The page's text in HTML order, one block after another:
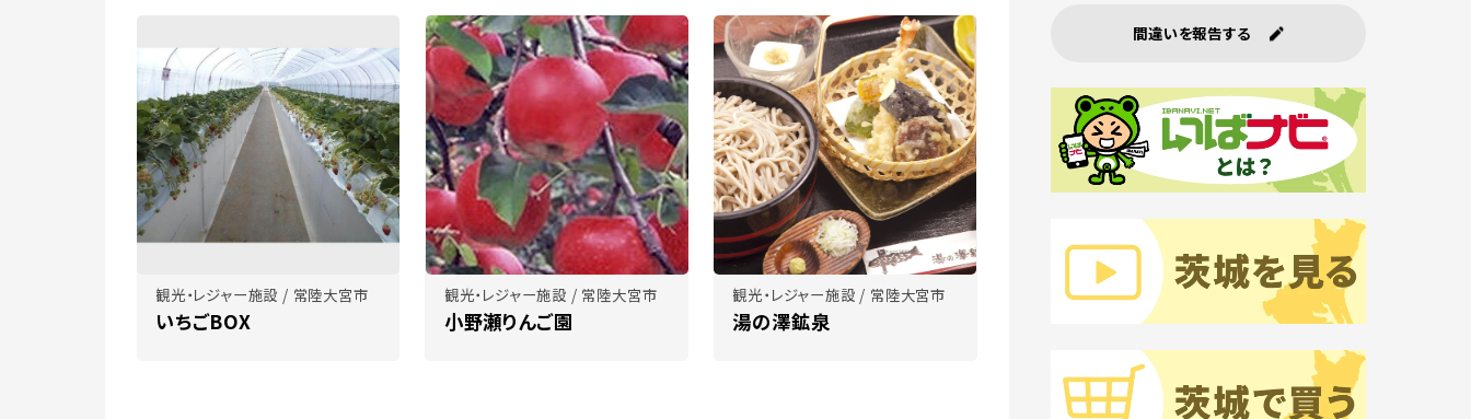
観光・レジャー施設 / 常陸大宮市
いちごBOX
観光・レジャー施設 / 常陸大宮市
小野瀬りんご園
観光・レジャー施設 / 常陸大宮市
湯の澤鉱泉
間違いを報告する